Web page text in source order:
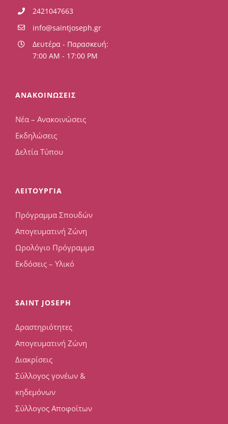
2421047663
info@saintjoseph.gr
Δευτέρα - Παρασκευή:
7:00 AM - 17:00 PM
ΑΝΑΚΟΙΝΩΣΕΙΣ
Νέα – Ανακοινώσεις
Εκδηλώσεις
Δελτία Τύπου
ΛΕΙΤΟΥΡΓΙΑ
Πρόγραμμα Σπουδών
Απογευματινή Ζώνη
Ωρολόγιο Πρόγραμμα
Εκδόσεις – Υλικό
SAINT JOSEPH
Δραστηριότητες
Απογευματινή Ζώνη
Διακρίσεις
Σύλλογος γονέων &
κηδεμόνων
Σύλλογος Αποφοίτων